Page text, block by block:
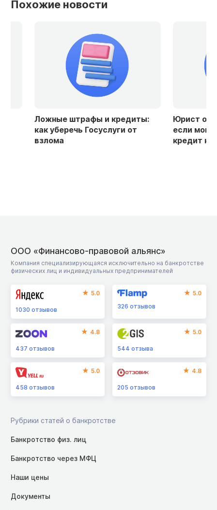
Похожие новости
Ложные штрафы и кредиты:
как уберечь Госуслуги от
взлома
Юрист
если
кредит на ваше
ООО «Финансово-правовой альянс»
Компания специализирующаяся исключительно на банкротстве
физических лиц и индивидуальных предпринимателей
5.0
1030 отзывов
5.0
326отзывов
4.8
437 отзывов
5.0
544отзыва
5.0
458 отзывов
4.8
205отзывов
Рубрики статей о банкротстве
Банкротство физ. лиц
Банкротство через МФЦ
Наши цены
Документы